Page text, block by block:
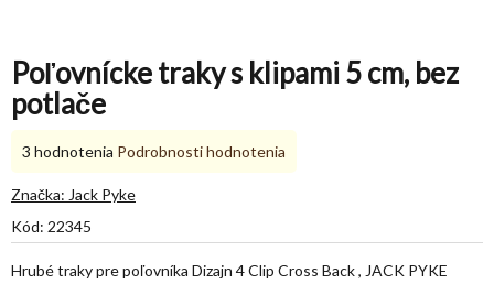
Poľovnícke traky s klipami 5 cm, bez
potlače
Kód: 22345
Hrubé traky pre poľovníka Dizajn 4 Clip Cross Back , JACK PYKE
Priemerné
produktu
5,0
5
3 hodnotenia Podrobnosti hodnotenia
Značka: Jack Pyke